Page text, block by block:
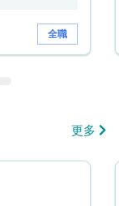
全職
更多